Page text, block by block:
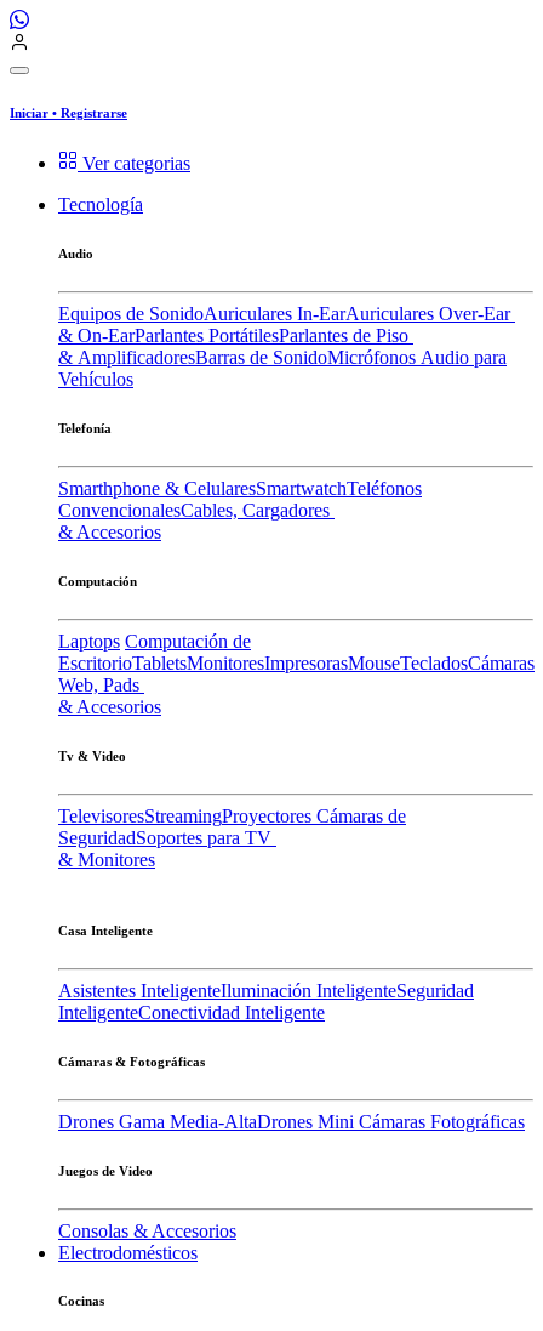
Iniciar • Registrarse
Ver categorias
Tecnología
Audio
Equipos de SonidoAuriculares In-EarAuriculares Over-Ear
& On-EarParlantes PortátilesParlantes de Piso
& AmplificadoresBarras de SonidoMicrófonos Audio para
Vehículos
Telefonía
Smarthphone & CelularesSmartwatchTeléfonos
ConvencionalesCables, Cargadores
& Accesorios
Computación
Laptops Computación de
EscritorioTabletsMonitoresImpresorasMouseTecladosCámaras
Web, Pads
& Accesorios
Tv & Video
TelevisoresStreamingProyectores Cámaras de
SeguridadSoportes para TV
& Monitores
Casa Inteligente
Asistentes InteligenteIluminación InteligenteSeguridad
InteligenteConectividad Inteligente
Cámaras & Fotográficas
Drones Gama Media-AltaDrones Mini Cámaras Fotográficas
Juegos de Video
Consolas & Accesorios
Electrodomésticos
Cocinas